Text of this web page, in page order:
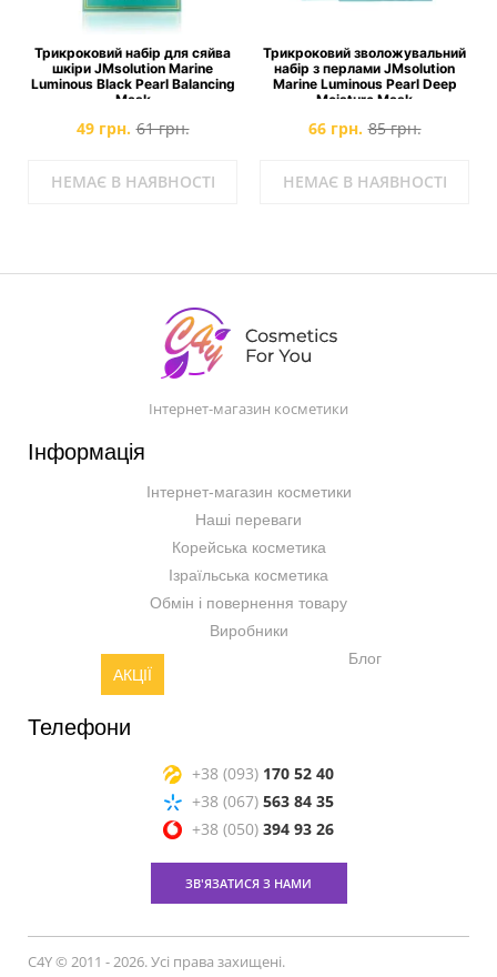
Трикроковий набір для сяйва
шкіри JMsolution Marine
Luminous Black Pearl Balancing
Mask
49 грн. 61 грн.
НЕМАЄ В НАЯВНОСТІ
Трикроковий зволожувальний
набір з перлами JMsolution
Marine Luminous Pearl Deep
Moisture Mask
66 грн. 85 грн.
НЕМАЄ В НАЯВНОСТІ
Інтернет-магазин косметики
Інформація
Інтернет-магазин косметики
Наші переваги
Корейська косметика
Ізраїльська косметика
Обмін і повернення товару
Виробники
АКЦІЇ
Блог
Телефони
+38 (093) 170 52 40
+38 (067) 563 84 35
+38 (050) 394 93 26
ЗВ'ЯЗАТИСЯ З НАМИ
C4Y © 2011 - 2026. Усі права захищені.